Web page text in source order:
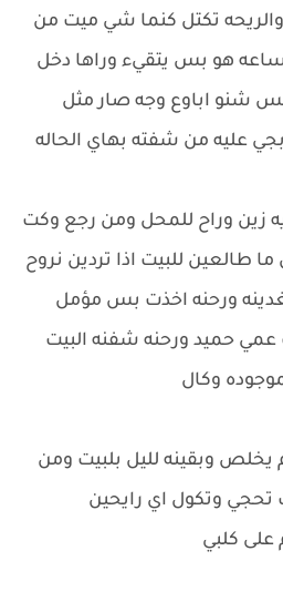
تكتل كنما شي ميت من
هو بس يتقيء وراها دخل
شنو اباوع وجه صار مثل
عليه من شفته بهاي الحاله
وراح للمحل ومن رجع وكت
طالعين للبيت اذا تردين نروح
ورحنه اخذت بس مؤمل
حميد ورحنه شفنه البيت
وكال
يخلص وبقينه لليل بلبيت ومن
تحجي وتكول اي رايحين
على كلبي